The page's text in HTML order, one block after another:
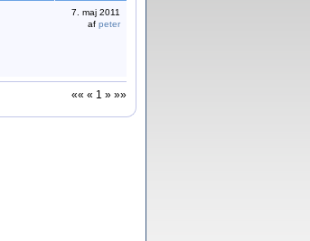
7. maj 2011
af peter
«« « 1 » »»